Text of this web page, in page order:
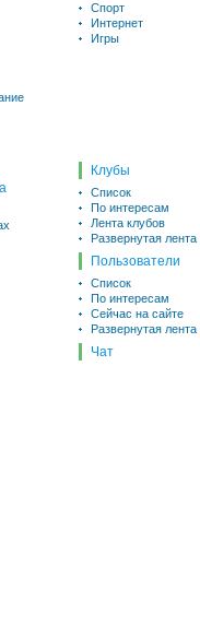
Спорт
Интернет
Игры
Клубы
Список
По интересам
Лента клубов
Развернутая лента
Пользователи
Список
По интересам
Сейчас на сайте
Развернутая лента
Чат